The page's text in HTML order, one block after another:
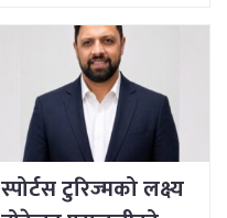
स्पोर्टस टुरिज्मको लक्ष्य